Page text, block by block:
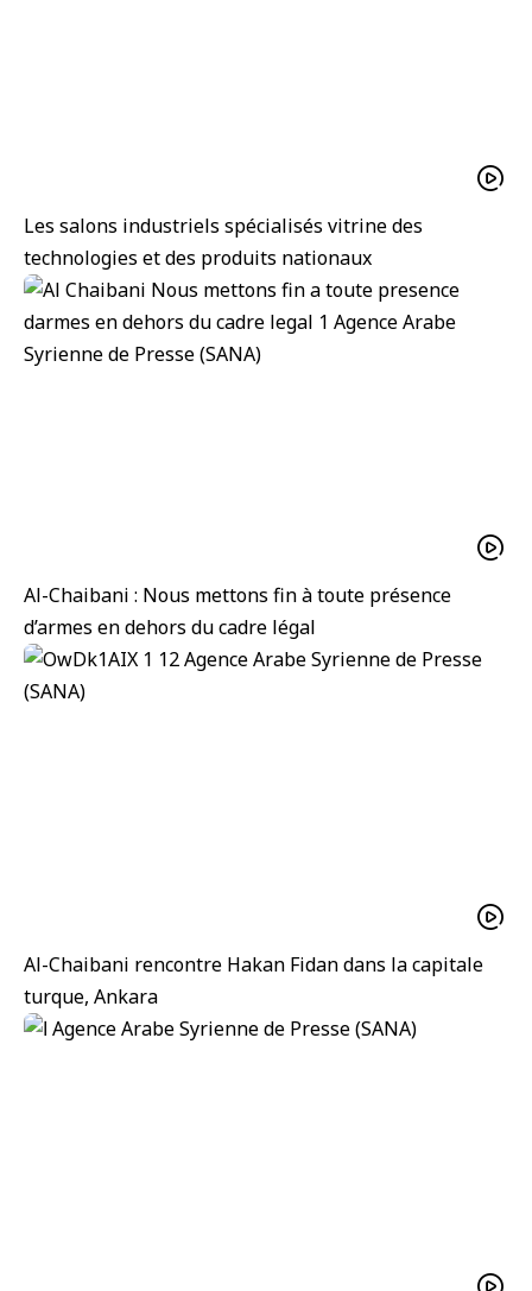
Les salons industriels spécialisés vitrine des
technologies et des produits nationaux
Al-Chaibani : Nous mettons fin à toute présence
d’armes en dehors du cadre légal
Al-Chaibani rencontre Hakan Fidan dans la capitale
turque, Ankara